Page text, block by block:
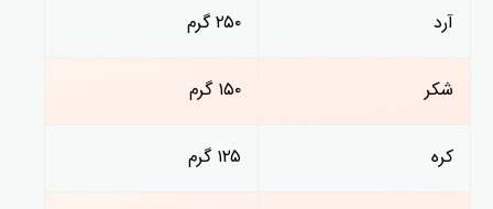
آرد ۲۵۰ گرم
شکر ۱۵۰ گرم
کره ۱۲۵ گرم